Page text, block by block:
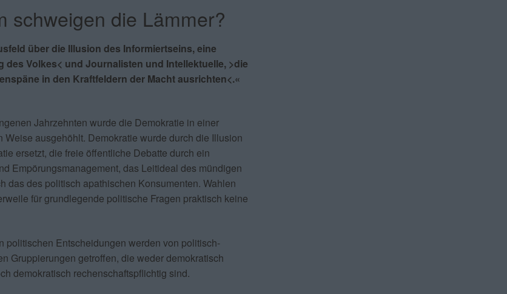
schweigen die Lämmer?
über die Illusion des Informiertseins, eine
des Volkes< und Journalisten und Intellektuelle, >die
in den Kraftfeldern der Macht ausrichten<.«
Jahrzehnten wurde die Demokratie in einer
Weise ausgehöhlt. Demokratie wurde durch die Illusion
ersetzt, die freie öffentliche Debatte durch ein
Empörungsmanagement, das Leitideal des mündigen
das des politisch apathischen Konsumenten. Wahlen
für grundlegende politische Fragen praktisch keine
politischen Entscheidungen werden von politisch-
Gruppierungen getroffen, die weder demokratisch
demokratisch rechenschaftspflichtig sind.